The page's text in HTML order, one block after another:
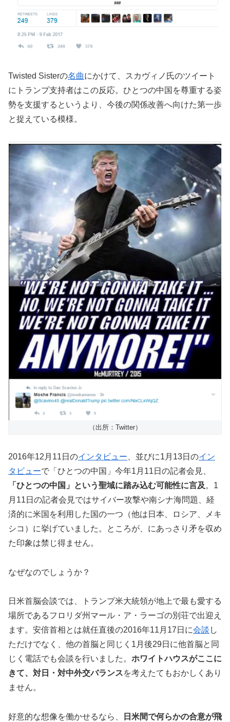
Twisted Sisterの名曲にかけて、スカヴィノ氏のツイート
にトランプ支持者はこの反応。ひとつの中国を尊重する姿
勢を支援するというより、今後の関係改善へ向けた第一歩
と捉えている模様。
（出所：Twitter）
2016年12月11日のインタビュー 、並びに1月13日のイン
タビューで「ひとつの中国」今年1月11日の記者会見、
「ひとつの中国」という聖域に踏み込む可能性に言及 。1
月11日の記者会見ではサイバー攻撃や南シナ海問題、経
済的に米国を利用した国の一つ（他は日本、ロシア、メキ
シコ）に挙げていました。ところが、にあっさり矛を収め
た印象は禁じ得ません。
なぜなのでしょうか？
日米首脳会談では、トランプ米大統領が地上で最も愛する
場所であるフロリダ州マール・ア・ラーゴの別荘で出迎え
ます。安倍首相とは就任直後の2016年11月17日に会談 し
ただけでなく、他の首脳と同じく1月後29日に他首脳と同
じく電話でも会談を行いました。 ホワイトハウスがここに
きて、対日・対中外交バランスを考えたてもおかしくあり
ません。
好意的な想像を働かせるなら、 日米間で何らかの合意が飛